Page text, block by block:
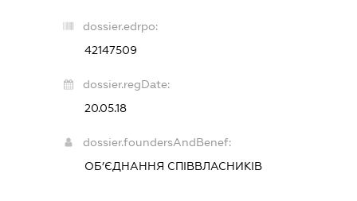
dossier.edrpo:
42147509
dossier.regDate:
20.05.18
dossier.foundersAndBenef:
ОБ’ЄДНАННЯ СПІВВЛАСНИКІВ